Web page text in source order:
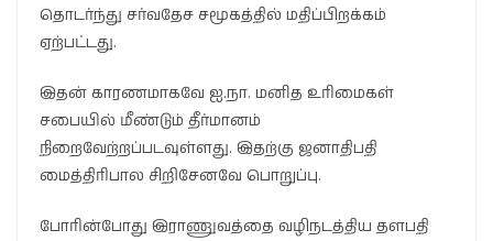
தொடர்ந்து சர்வதேச சமூகத்தில் மதிப்பிறக்கம்
ஏற்பட்டது.
இதன் காரணமாகவே ஐ.நா. மனித உரிமைகள்
சபையில் மீண்டும் தீர்மானம்
நிறைவேற்றப்படவுள்ளது. இதற்கு ஜனாதிபதி
மைத்திரிபால சிறிசேனவே பொறுப்பு.
போரின்போது இராணுவத்தை வழிநடத்திய தளபதி